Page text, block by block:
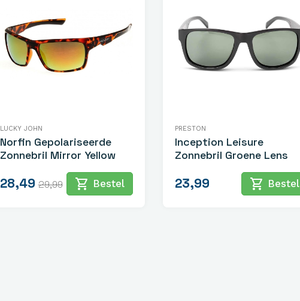
LUCKY JOHN
Norfin Gepolariseerde
Zonnebril Mirror Yellow
28,4929,99 shopping_cart Bestel
PRESTON
Inception Leisure
Zonnebril Groene Lens
23,99 shopping_cart Bestel